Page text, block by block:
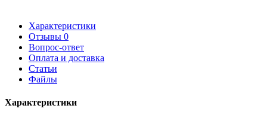
Характеристики
Отзывы 0
Вопрос-ответ
Оплата и доставка
Статьи
Файлы
Характеристики